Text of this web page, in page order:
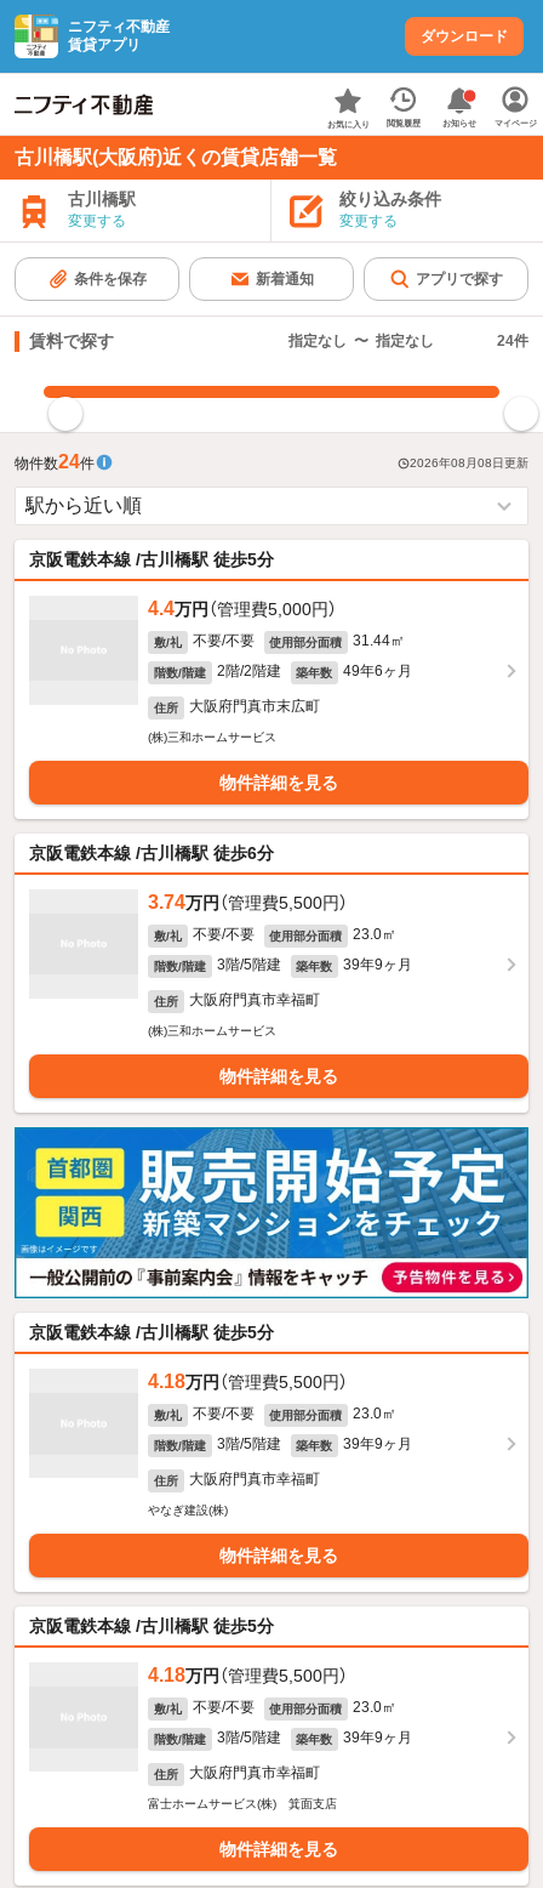
ニフティ不動産
賃貸アプリ
ダウンロード
お気に入り 閲覧履歴 お知らせ マイページ
古川橋駅(大阪府)近くの賃貸店舗一覧
古川橋駅
変更する
絞り込み条件
変更する
条件を保存 新着通知 アプリで探す
賃料で探す 指定なし 〜 指定なし 24件
物件数24件 2026年08月08日更新
京阪電鉄本線 /古川橋駅 徒歩5分
4.4万円 （管理費5,000円）
敷/礼 不要/不要 使用部分面積 31.44㎡
階数/階建 2階/2階建 築年数 49年6ヶ月
住所 大阪府門真市末広町
(株)三和ホームサービス
物件詳細を見る
京阪電鉄本線 /古川橋駅 徒歩6分
3.74万円 （管理費5,500円）
敷/礼 不要/不要 使用部分面積 23.0㎡
階数/階建 3階/5階建 築年数 39年9ヶ月
住所 大阪府門真市幸福町
(株)三和ホームサービス
物件詳細を見る
京阪電鉄本線 /古川橋駅 徒歩5分
4.18万円 （管理費5,500円）
敷/礼 不要/不要 使用部分面積 23.0㎡
階数/階建 3階/5階建 築年数 39年9ヶ月
住所 大阪府門真市幸福町
やなぎ建設(株)
物件詳細を見る
京阪電鉄本線 /古川橋駅 徒歩5分
4.18万円 （管理費5,500円）
敷/礼 不要/不要 使用部分面積 23.0㎡
階数/階建 3階/5階建 築年数 39年9ヶ月
住所 大阪府門真市幸福町
富士ホームサービス(株) 箕面支店
物件詳細を見る